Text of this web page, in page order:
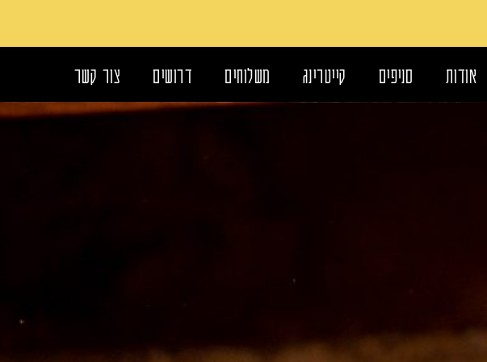
אודות סניפים קייטרינג משלוחים דרושים צור קשר